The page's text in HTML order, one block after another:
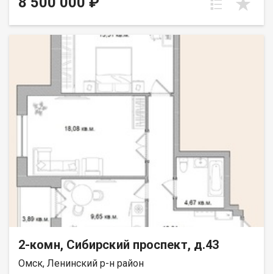
2-комн, Сибирский проспект, д.43
Омск, Ленинский р-н район